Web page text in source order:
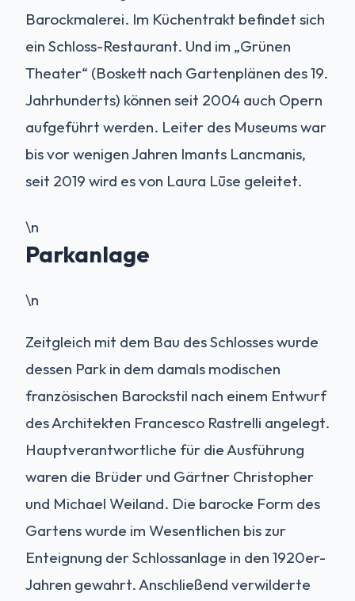
Barockmalerei. Im Küchentrakt befindet sich
ein Schloss-Restaurant. Und im „Grünen
Theater“ (Boskett nach Gartenplänen des 19.
Jahrhunderts) können seit 2004 auch Opern
aufgeführt werden. Leiter des Museums war
bis vor wenigen Jahren Imants Lancmanis,
seit 2019 wird es von Laura Lūse geleitet.
\n
Parkanlage
\n
Zeitgleich mit dem Bau des Schlosses wurde
dessen Park in dem damals modischen
französischen Barockstil nach einem Entwurf
des Architekten Francesco Rastrelli angelegt.
Hauptverantwortliche für die Ausführung
waren die Brüder und Gärtner Christopher
und Michael Weiland. Die barocke Form des
Gartens wurde im Wesentlichen bis zur
Enteignung der Schlossanlage in den 1920er-
Jahren gewahrt. Anschließend verwilderte